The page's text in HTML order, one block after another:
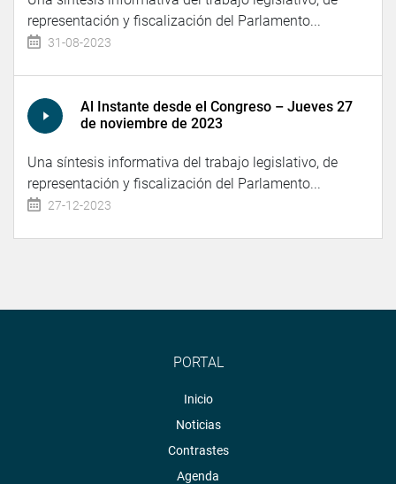
representación y fiscalización del Parlamento...
31-08-2023
Al Instante desde el Congreso – Jueves 27
de noviembre de 2023
Una síntesis informativa del trabajo legislativo, de
representación y fiscalización del Parlamento...
27-12-2023
PORTAL
Inicio
Noticias
Contrastes
Agenda